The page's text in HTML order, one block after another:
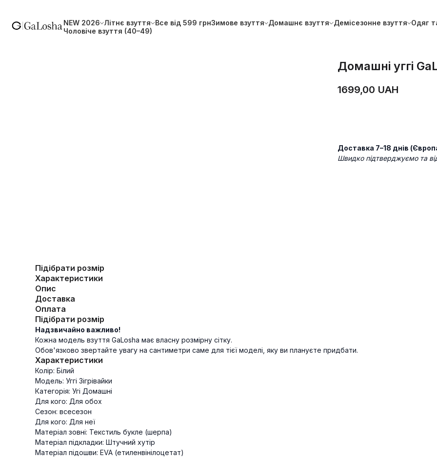
NEW 2026 Літнє взуття Все від 599 грнЗимове взуття Домашнє взуття Демісезонне взуття Одяг
Чоловіче взуття (40–49)
Домашні уггі
1699,00 UAH
Доставка 7–18 днів
Швидко підтверджуємо та
Підібрати розмір
Характеристики
Опис
Доставка
Оплата
Підібрати розмір
Надзвичайно важливо!
Кожна модель взуття GaLosha має власну розмірну сітку.
Обов'язково звертайте увагу на сантиметри саме для тієї моделі, яку ви плануєте придбати.
Характеристики
Колір: Білий
Модель: Уггі Зігрівайки
Категорія: Угі Домашні
Для кого: Для обох
Сезон: всесезон
Для кого: Для неї
Матеріал зовні: Текстиль букле (шерпа)
Матеріал підкладки: Штучний хутір
Матеріал підошви: EVA (етиленвінілоцетат)